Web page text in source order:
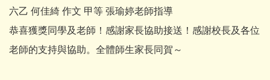
六乙 何佳綺 作文 甲等 張瑜婷老師指導
恭喜獲獎同學及老師！感謝家長協助接送！感謝校長及各位
老師的支持與協助。全體師生家長同賀～